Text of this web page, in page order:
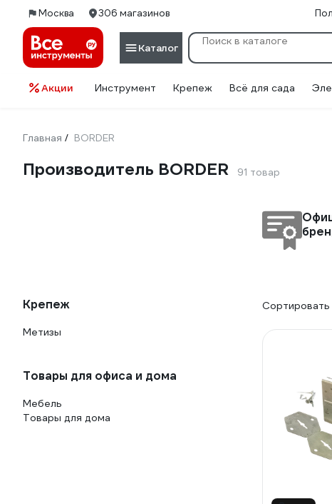
Москва 306 магазинов
Каталог
Акции Инструмент Крепеж Всё для сада
Главная / BORDER
Производитель BORDER 91 товар
Крепеж
Метизы
Товары для офиса и дома
Мебель
Товары для дома
Сортировать